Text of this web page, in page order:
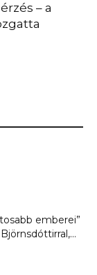
– a
emberei”